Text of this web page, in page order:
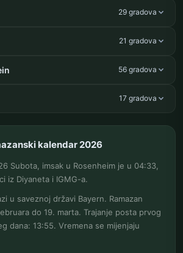
29 gradova
21 gradova
56 gradova
17 gradova
kalendar 2026
Subota, imsak u Rosenheim je u 04:33,
iz Diyaneta i IGMG-a.
u saveznoj državi Bayern. Ramazan
do 19. marta. Trajanje posta prvog
dana: 13:55. Vremena se mijenjaju